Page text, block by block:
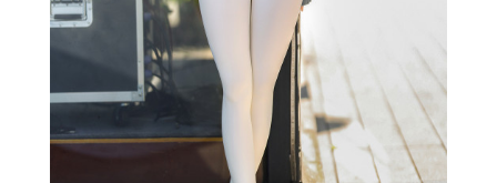
En stock
Aide
Guides